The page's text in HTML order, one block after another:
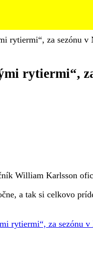
rytiermi“, za sezónu
rytiermi“,
William Karlsson
a tak si celkovo
rytiermi“, za sezónu